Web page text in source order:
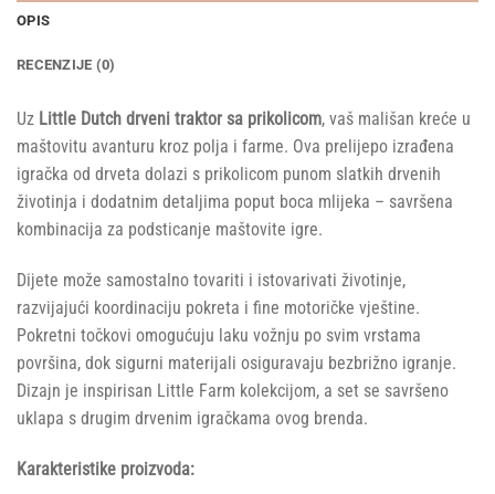
OPIS
RECENZIJE (0)
Uz Little Dutch drveni traktor sa prikolicom, vaš mališan kreće u
maštovitu avanturu kroz polja i farme. Ova prelijepo izrađena
igračka od drveta dolazi s prikolicom punom slatkih drvenih
životinja i dodatnim detaljima poput boca mlijeka – savršena
kombinacija za podsticanje maštovite igre.
Dijete može samostalno tovariti i istovarivati životinje,
razvijajući koordinaciju pokreta i fine motoričke vještine.
Pokretni točkovi omogućuju laku vožnju po svim vrstama
površina, dok sigurni materijali osiguravaju bezbrižno igranje.
Dizajn je inspirisan Little Farm kolekcijom, a set se savršeno
uklapa s drugim drvenim igračkama ovog brenda.
Karakteristike proizvoda: